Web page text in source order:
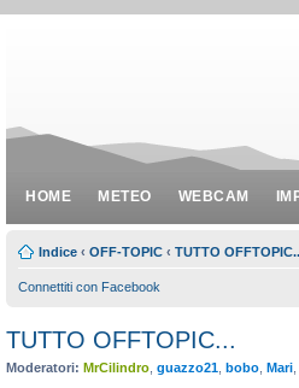
HOME METEO WEBCAM
Indice ‹ OFF-TOPIC ‹ TUTTO
Connettiti con Facebook
TUTTO OFFTOPIC...
Moderatori: MrCilindro guazzo21 bobo Mari